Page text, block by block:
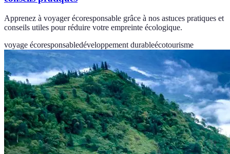
Apprenez à voyager écoresponsable grâce à nos astuces pratiques et
conseils utiles pour réduire votre empreinte écologique.
voyage écoresponsabledéveloppement durableécotourisme